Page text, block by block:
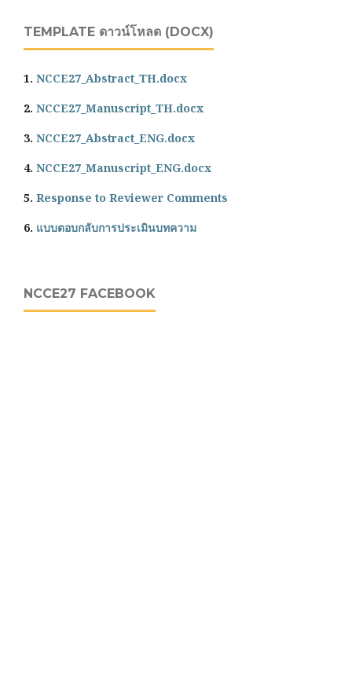
TEMPLATE ดาวน์โหลด (DOCX)
1. NCCE27_Abstract_TH.docx
2. NCCE27_Manuscript_TH.docx
3. NCCE27_Abstract_ENG.docx
4. NCCE27_Manuscript_ENG.docx
5. Response to Reviewer Comments
6. แบบตอบกลับการประเมินบทความ
NCCE27 FACEBOOK